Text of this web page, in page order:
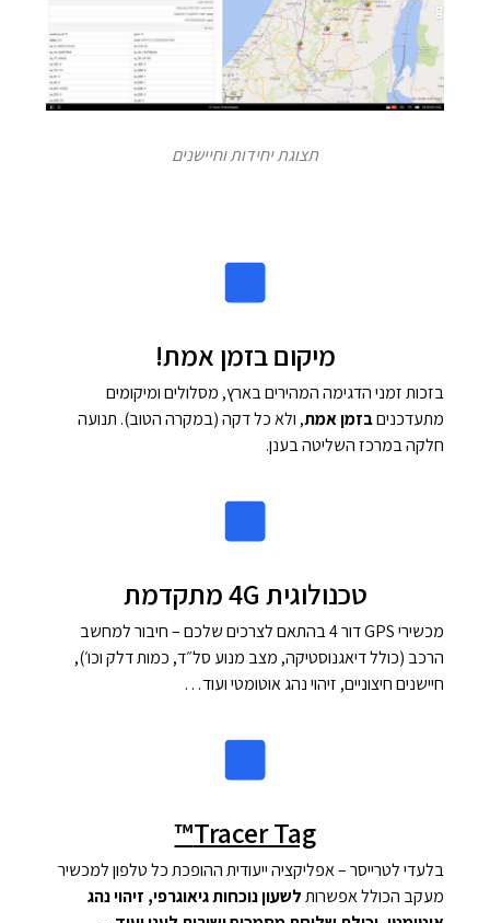
תצוגת יחידות וחיישנים
מיקום בזמן אמת!
בזכות זמני הדגימה המהירים בארץ, מסלולים ומיקומים
מתעדכניםבזמן אמת, ולא כל דקה (במקרה הטוב). תנועה
חלקה במרכז השליטה בענן.
טכנולוגית 4G מתקדמת
מכשירי GPS דור 4 בהתאם לצרכים שלכם – חיבור למחשב
הרכב (כולל דיאגנוסטיקה, מצב מנוע סל״ד, כמות דלק וכו׳),
חיישנים חיצוניים, זיהוי נהג אוטומטי ועוד…
Tracer Tag™
בלעדי לטרייסר – אפליקציה ייעודית ההופכת כל טלפון למכשיר
מעקב הכולל אפשרותלשעון נוכחות גיאוגרפי, זיהוי נהג